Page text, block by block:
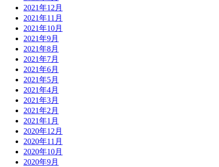
2021年12月
2021年11月
2021年10月
2021年9月
2021年8月
2021年7月
2021年6月
2021年5月
2021年4月
2021年3月
2021年2月
2021年1月
2020年12月
2020年11月
2020年10月
2020年9月